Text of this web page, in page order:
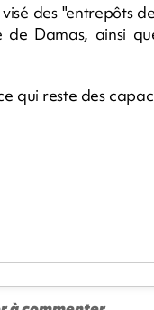
des "entrepôts
Damas, ainsi
qui reste des